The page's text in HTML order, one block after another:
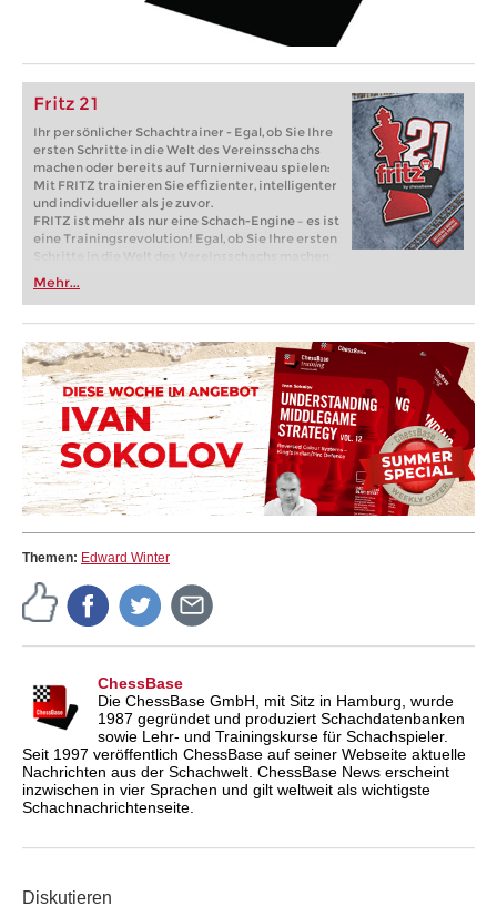
Fritz 21
Ihr persönlicher Schachtrainer - Egal, ob Sie Ihre
ersten Schritte in die Welt des Vereinsschachs
machen oder bereits auf Turnierniveau spielen:
Mit FRITZ trainieren Sie effizienter, intelligenter
und individueller als je zuvor.
FRITZ ist mehr als nur eine Schach-Engine – es ist
eine Trainingsrevolution! Egal, ob Sie Ihre ersten
Schritte in die Welt des Vereinsschachs machen
oder bereits auf Turnierniveau spielen: Mit
FRITZ trainieren Sie effizienter, intelligenter und
individueller als je zuvor.
Mehr...
Themen: Edward Winter
ChessBase
Die ChessBase GmbH, mit Sitz in Hamburg, wurde
1987 gegründet und produziert Schachdatenbanken
sowie Lehr- und Trainingskurse für Schachspieler.
Seit 1997 veröffentlich ChessBase auf seiner Webseite aktuelle
Nachrichten aus der Schachwelt. ChessBase News erscheint
inzwischen in vier Sprachen und gilt weltweit als wichtigste
Schachnachrichtenseite.
Diskutieren